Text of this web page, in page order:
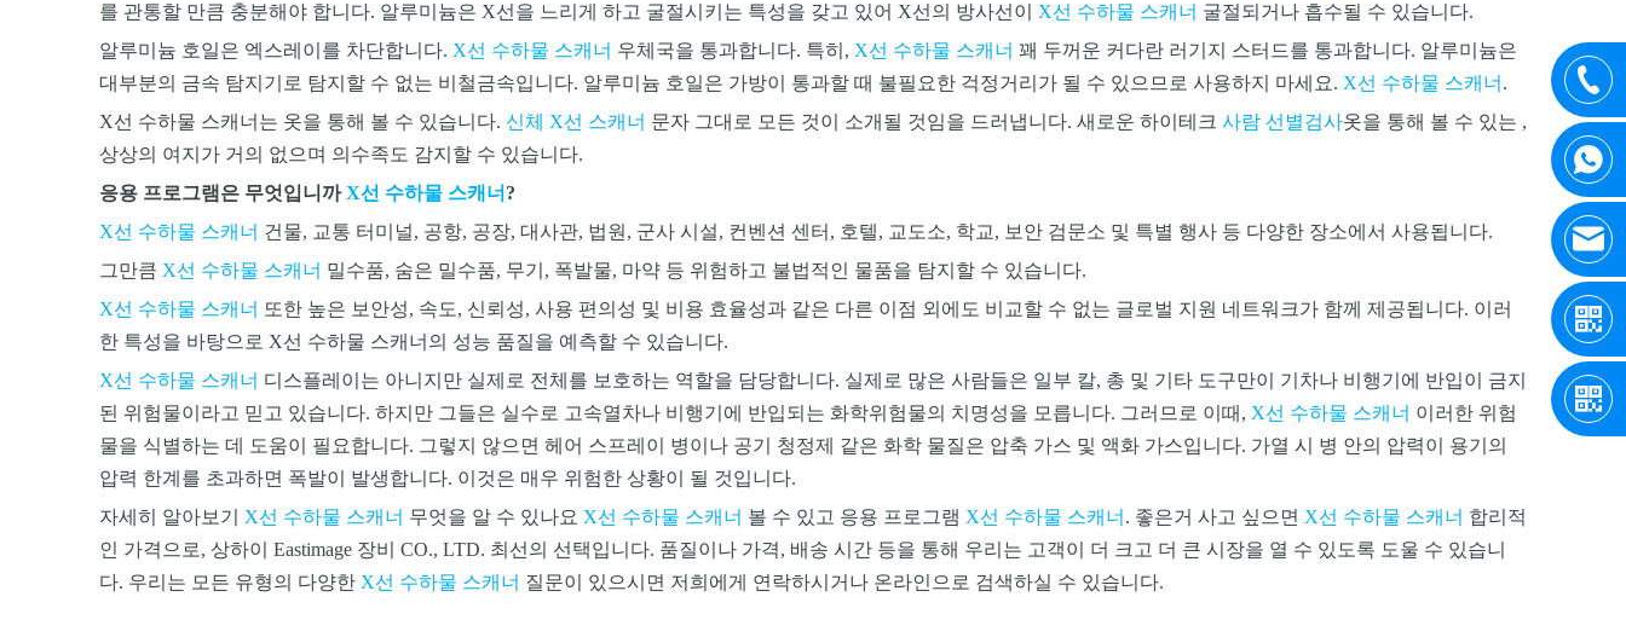
를 관통할 만큼 충분해야 합니다. 알루미늄은 X선을 느리게 하고 굴절시키는 특성을 갖고 있어 X선의 방사선이 X선 수하물 스캐너 굴절되거나 흡수될 수 있습니다.
알루미늄 호일은 엑스레이를 차단합니다. X선 수하물 스캐너 우체국을 통과합니다. 특히, X선 수하물 스캐너 꽤 두꺼운 커다란 러기지 스터드를 통과합니다. 알루미늄은
대부분의 금속 탐지기로 탐지할 수 없는 비철금속입니다. 알루미늄 호일은 가방이 통과할 때 불필요한 걱정거리가 될 수 있으므로 사용하지 마세요. X선 수하물 스캐너 .
X선 수하물 스캐너는 옷을 통해 볼 수 있습니다. 신체 X선 스캐너 문자 그대로 모든 것이 소개될 것임을 드러냅니다. 새로운 하이테크 사람 선별검사옷을 통해 볼 수 있는 ,
상상의 여지가 거의 없으며 의수족도 감지할 수 있습니다.
응용 프로그램은 무엇입니까X선 수하물 스캐너 ?
X선 수하물 스캐너 건물, 교통 터미널, 공항, 공장, 대사관, 법원, 군사 시설, 컨벤션 센터, 호텔, 교도소, 학교, 보안 검문소 및 특별 행사 등 다양한 장소에서 사용됩니다.
그만큼 X선 수하물 스캐너 밀수품, 숨은 밀수품, 무기, 폭발물, 마약 등 위험하고 불법적인 물품을 탐지할 수 있습니다.
X선 수하물 스캐너 또한 높은 보안성, 속도, 신뢰성, 사용 편의성 및 비용 효율성과 같은 다른 이점 외에도 비교할 수 없는 글로벌 지원 네트워크가 함께 제공됩니다. 이러
한 특성을 바탕으로 X선 수하물 스캐너의 성능 품질을 예측할 수 있습니다.
X선 수하물 스캐너 디스플레이는 아니지만 실제로 전체를 보호하는 역할을 담당합니다. 실제로 많은 사람들은 일부 칼, 총 및 기타 도구만이 기차나 비행기에 반입이 금지
된 위험물이라고 믿고 있습니다. 하지만 그들은 실수로 고속열차나 비행기에 반입되는 화학위험물의 치명성을 모릅니다. 그러므로 이때, X선 수하물 스캐너 이러한 위험
물을 식별하는 데 도움이 필요합니다. 그렇지 않으면 헤어 스프레이 병이나 공기 청정제 같은 화학 물질은 압축 가스 및 액화 가스입니다. 가열 시 병 안의 압력이 용기의
압력 한계를 초과하면 폭발이 발생합니다. 이것은 매우 위험한 상황이 될 것입니다.
자세히 알아보기 X선 수하물 스캐너 무엇을 알 수 있나요 X선 수하물 스캐너 볼 수 있고 응용 프로그램 X선 수하물 스캐너 . 좋은거 사고 싶으면 X선 수하물 스캐너 합리적
인 가격으로, 상하이 Eastimage 장비 CO., LTD. 최선의 선택입니다. 품질이나 가격, 배송 시간 등을 통해 우리는 고객이 더 크고 더 큰 시장을 열 수 있도록 도울 수 있습니
다. 우리는 모든 유형의 다양한 X선 수하물 스캐너 질문이 있으시면 저희에게 연락하시거나 온라인으로 검색하실 수 있습니다.